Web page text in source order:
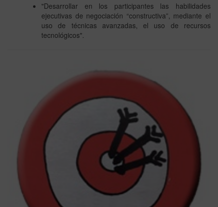
"Desarrollar en los participantes las habilidades
ejecutivas de negociación “constructiva”, mediante el
uso de técnicas avanzadas, el uso de recursos
tecnológicos".